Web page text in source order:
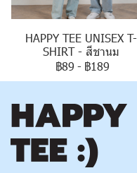
HAPPY TEE UNISEX T-
SHIRT - สีชานม
฿89 - ฿189